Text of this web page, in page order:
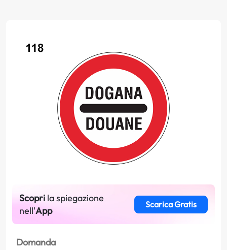
Scopri la spiegazione
nell'App
Scarica Gratis
Domanda